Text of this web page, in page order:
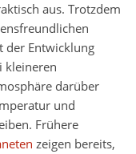
aus. Trotzdem
der Entwicklung
kleineren
darüber
und
Frühere
zeigen bereits,